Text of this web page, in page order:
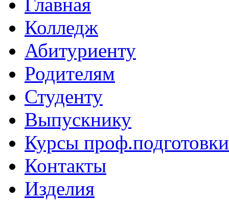
Колледж
Абитуриенту
Родителям
Студенту
Выпускнику
Курсы проф.подготовки
Контакты
Изделия